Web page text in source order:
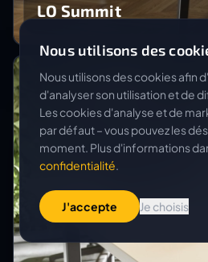
LO Summit
Nous utilisons des
Nous utilisons des cookies afin
d'analyser son utilisation et de
Les cookies d'analyse et de
par défaut – vous pouvez les
moment. Plus d'informations
confidentialité.
J'accepte Je choisis